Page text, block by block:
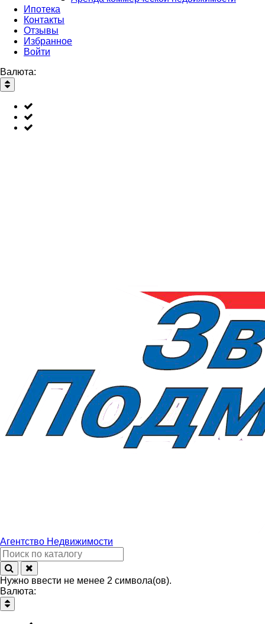
Ипотека
Контакты
Отзывы
Избранное
Войти
Валюта:
Агентство Недвижимости
Нужно ввести не менее 2 символа(ов).
Валюта: